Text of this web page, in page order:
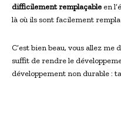
difficilement remplaçable en
là où ils sont facilement
C’est bien beau, vous allez me
suffit de rendre le
développement non durable :